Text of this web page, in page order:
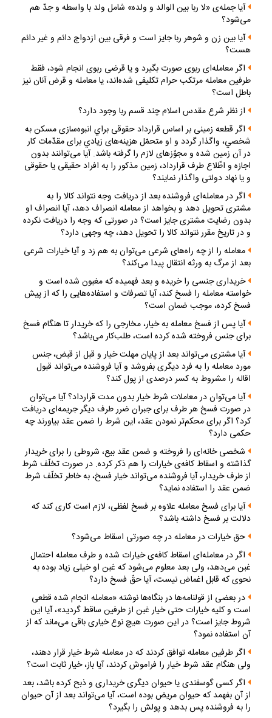
آيا جمله‌ى «لا ربا بين الوالد و ولده» شامل ولد با واسطه و جدّ هم
مى‌شود؟
آيا بين زن و شوهر ربا جايز است و فرقى بين ازدواج دائم و غير دائم
هست؟
اگر معامله‌اى ربوى صورت بگيرد و يا قرضى ربوى انجام شود، فقط
طرفين معامله مرتكب حرام تكليفى شده‌اند، يا معامله و قرض آنان نيز
باطل است؟
از نظر شرع مقدس اسلام چند قسم ربا وجود دارد؟
اگر قطعه زمينى بر اساس قرارداد حقوقى براي انبوه‌سازى مسكن به
شخصي، واگذار گردد و او متحمّل هزينه‌هاى زيادي براى مقدّمات كار
در آن زمين شده و مجوّزهاى لازم را گرفته باشد. آيا مى‌توانند بدون
اجازه و اطّلاع طرف قرارداد، زمين مذكور را به افراد حقيقى يا حقوقى
و يا نهاد دولتى واگذار نمايند؟
اگر در معامله‌اى فروشنده بعد از دريافت وجه نتواند كالا را به
مشترى تحويل دهد و بخواهد از معامله انصراف دهد، آيا انصراف او
بدون رضايت مشترى جايز است؟ در صورتى كه وجه را دريافت نكرده
و در تاريخ مقرر نتواند كالا را تحويل دهد، چه وجهى دارد؟
معامله را از چه راه‌هاى شرعى مى‌توان به هم زد و آيا خيارات شرعى
بعد از مرگ به ورثه انتقال پيدا مى‌كند؟
خريدارى جنسى را خريده و بعد فهميده كه مغبون شده است و
خواسته معامله را فسخ كند، آيا تصرفات و استفاده‌هايى را كه از پيش
فسخ كرده، موجب ضمان است؟
آيا پس از فسخ معامله به خيار، مخارجى را كه خريدار تا هنگام فسخ
براى جنس فروخته شده كرده است، طلب‌كار مى‌باشد؟
آيا مشترى مى‌تواند بعد از پايان مهلت خيار و قبل از قبض، جنس
مورد معامله را به فرد ديگرى بفروشد و آيا فروشنده مى‌تواند قبول
اقاله را مشروط به كسر درصدى از پول كند؟
آيا مى‌توان در معاملات شرط خيار بدون مدت قرارداد؟ آيا مى‌توان
در صورت فسخ هر طرف براى جبران ضرر طرف ديگر جريمه‌اى دريافت
كرد؟ اگر براى محكم‌تر نمودن عقد، اين شرط را ضمن عقد بياورند چه
حكمى دارد؟
شخصى خانه‌اى را فروخته و ضمن عقد بيع، شروطى را براى خريدار
گذاشته و اسقاط كافه‌ى خيارات را هم ذكر كرده. در صورت تخلّف شرط
از طرف خريدار، آيا فروشنده مى‌تواند خيار فسخ، به خاطر تخلّف شرط
ضمن عقد را استفاده نمايد؟
آيا براى فسخ معامله علاوه بر فسخ لفظى، لازم است كارى كند كه
دلالت بر فسخ داشته باشد؟
حق خيارات در معامله در چه صورتى اسقاط مى‌شود؟
اگر در معامله‌اى اسقاط كافه‌ى خيارات شده و طرف معامله احتمال
غبن مى‌دهد، ولى بعد معلوم مى‌شود كه غبن او خيلى زياد بوده به
نحوى كه قابل اغماض نيست، آيا حقّ فسخ دارد؟
در بعضى از قولنامه‌ها در بنگاه‌ها نوشته «معامله انجام شده قطعى
است و كليه خيارات حتى خيار غبن از طرفين ساقط گرديد»، آيا اين
شروط جايز است؟ در اين صورت هيچ نوع خيارى باقى مى‌ماند كه از
آن استفاده نمود؟
اگر طرفين معامله توافق كردند كه در معامله شرط خيار قرار دهند،
ولى هنگام عقد شرط خيار را فراموش كردند، آيا باز، خيار ثابت است؟
اگر كسى گوسفندى يا حيوان ديگرى خريدارى و ذبح كرده باشد، بعد
از آن بفهمد كه حيوان مريض بوده است، آيا مى‌تواند بعد از آن حيوان
را به فروشنده پس بدهد و پولش را بگيرد؟